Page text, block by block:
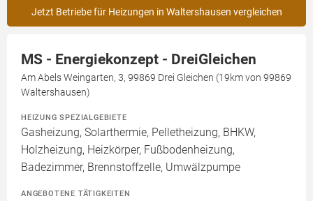
Jetzt Betriebe für Heizungen in Waltershausen vergleichen
MS - Energiekonzept - DreiGleichen
Am Abels Weingarten, 3, 99869 Drei Gleichen (19km von 99869
Waltershausen)
HEIZUNG SPEZIALGEBIETE
Gasheizung, Solarthermie, Pelletheizung, BHKW,
Holzheizung, Heizkörper, Fußbodenheizung,
Badezimmer, Brennstoffzelle, Umwälzpumpe
ANGEBOTENE TÄTIGKEITEN